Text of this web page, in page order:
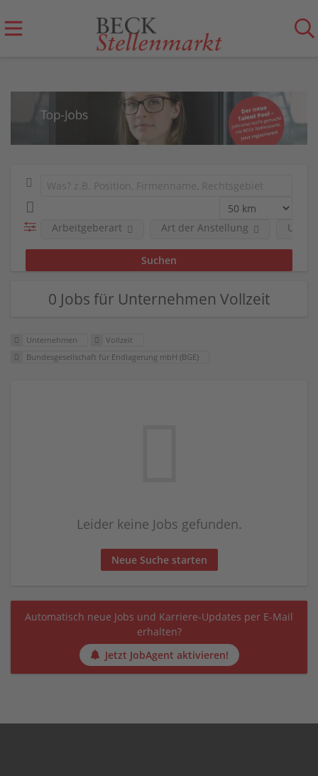
Arbeitgeberart Art der Anstellung
0 Jobs für Unternehmen Vollzeit
Unternehmen
Vollzeit
Bundesgesellschaft für Endlagerung mbH (BGE)
Leider keine Jobs gefunden.
Neue Suche starten
Automatisch neue Jobs und Karriere-Updates per E-Mail
erhalten?
Jetzt JobAgent aktivieren!